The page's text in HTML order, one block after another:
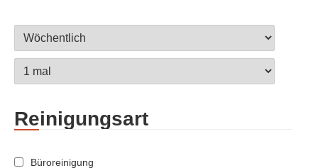
Reinigungsart
Büroreinigung